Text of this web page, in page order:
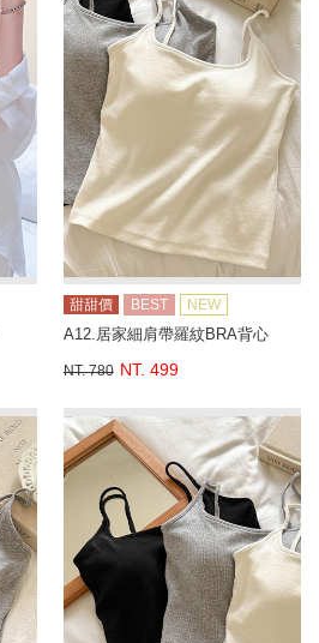
甜甜價 BEST NEW
A12.居家細肩帶羅紋BRA背心
NT. 780 NT. 499